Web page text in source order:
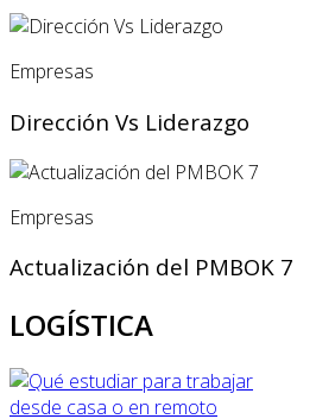
Empresas
Dirección Vs Liderazgo
Empresas
Actualización del PMBOK 7
LOGÍSTICA